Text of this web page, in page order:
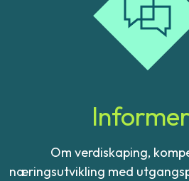
Om verdiskaping,
næringsutvikling med